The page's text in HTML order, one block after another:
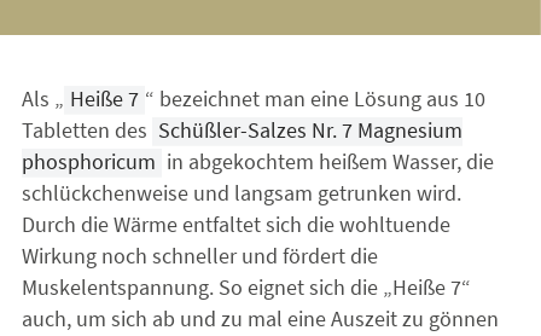
Als „ Heiße 7 “ bezeichnet man eine Lösung aus 10
Tabletten des Schüßler-Salzes Nr. 7 Magnesium
phosphoricum in abgekochtem heißem Wasser, die
schlückchenweise und langsam getrunken wird.
Durch die Wärme entfaltet sich die wohltuende
Wirkung noch schneller und fördert die
Muskelentspannung. So eignet sich die „Heiße 7“
auch, um sich ab und zu mal eine Auszeit zu gönnen